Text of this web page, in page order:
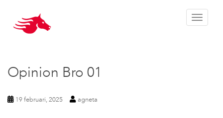
Toggle
Opinion Bro 01
19 februari, 2025 agneta